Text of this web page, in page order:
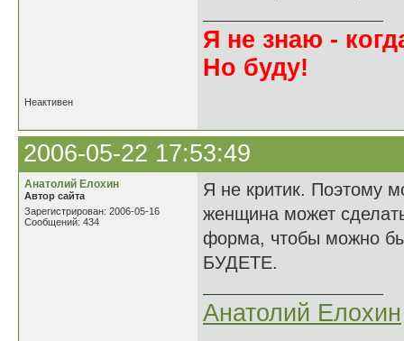
Я не знаю -
Но буду!
Неактивен
2006-05-22 17:53:49
Анатолий Елохин
Автор сайта
Зарегистрирован: 2006-05-16
Сообщений: 434
Я не критик. Поэтому
женщина может
форма, чтобы можно
БУДЕТЕ.
Анатолий Елохин